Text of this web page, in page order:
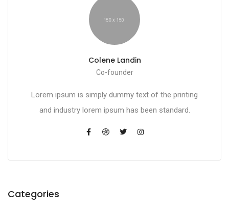
Colene Landin
Co-founder
Lorem ipsum is simply dummy text of the printing
and industry lorem ipsum has been standard.
Categories